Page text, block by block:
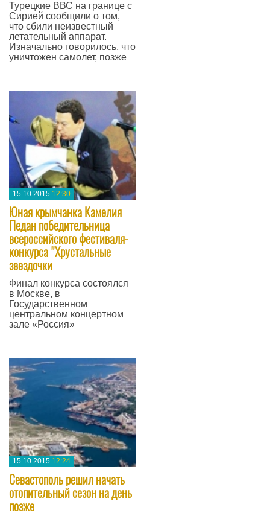
Турецкие ВВС на границе с
Сирией сообщили о том,
что сбили неизвестный
летательный аппарат.
Изначально говорилось, что
уничтожен самолет, позже
15.10.2015 12:30
Юная крымчанка Камелия
Педан победительница
всероссийского фестиваля-
конкурса "Хрустальные
звездочки
Финал конкурса состоялся
в Москве, в
Государственном
центральном концертном
зале «Россия»
15.10.2015 12:24
Севастополь решил начать
отопительный сезон на день
позже